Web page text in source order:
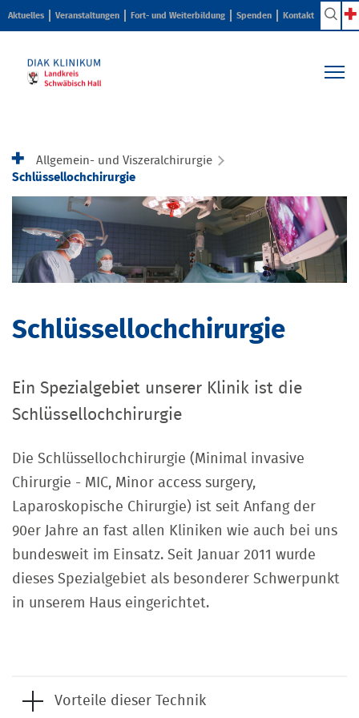
Aktuelles Veranstaltungen Fort- und Weiterbildung Spenden Kontakt
Ihr Aufenthalt
Karriere & Ausbildung
Über uns
Allgemein- und Viszeralchirurgie
Schlüssellochchirurgie
Schlüssellochchirurgie
Ein Spezialgebiet unserer Klinik ist die
Schlüssellochchirurgie
Die Schlüssellochchirurgie (Minimal invasive
Chirurgie - MIC, Minor access surgery,
Laparoskopische Chirurgie) ist seit Anfang der
90er Jahre an fast allen Kliniken wie auch bei uns
bundesweit im Einsatz. Seit Januar 2011 wurde
dieses Spezialgebiet als besonderer Schwerpunkt
in unserem Haus eingerichtet.
Vorteile dieser Technik